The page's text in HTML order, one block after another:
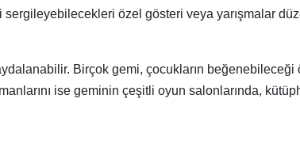
özel gösteri veya yarışmalar
Birçok gemi, çocukların beğenebileceği
ise geminin çeşitli oyun salonlarında,